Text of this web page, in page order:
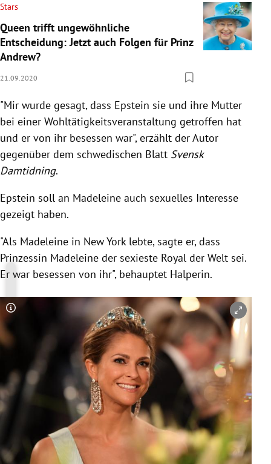
Stars
Queen trifft ungewöhnliche
Entscheidung: Jetzt auch Folgen für Prinz
Andrew?
21.09.2020
"Mir wurde gesagt, dass Epstein sie und ihre Mutter
bei einer Wohltätigkeitsveranstaltung getroffen hat
und er von ihr besessen war", erzählt der Autor
gegenüber dem schwedischen Blatt Svensk
Damtidning.
Epstein soll an Madeleine auch sexuelles Interesse
gezeigt haben.
"Als Madeleine in New York lebte, sagte er, dass
Prinzessin Madeleine der sexieste Royal der Welt sei.
Er war besessen von ihr", behauptet Halperin.
Copyright-Hinweis öffnen/schließen